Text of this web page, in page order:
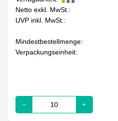
Netto exkl. MwSt.:
UVP inkl. MwSt.:
Mindestbestellmenge:
Verpackungseinheit: